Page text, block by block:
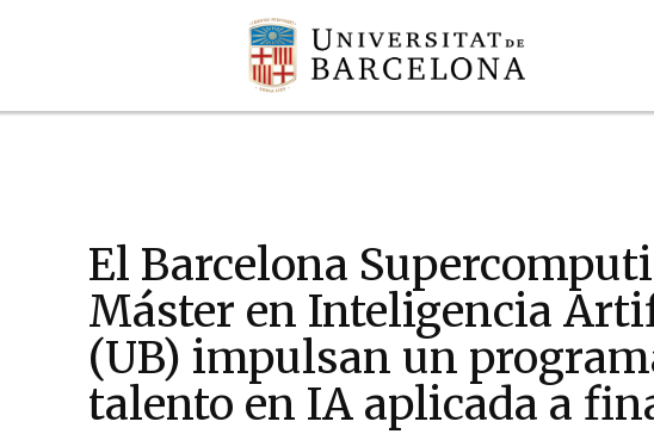
El Barcelona
Máster en Inteligencia
(UB) impulsan un
talento en IA aplicada a